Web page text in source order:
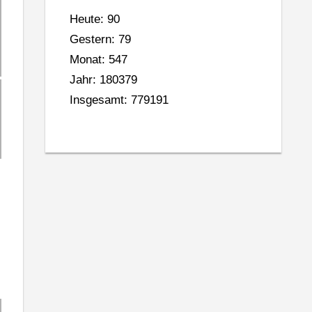
Heute: 90
Gestern: 79
Monat: 547
Jahr: 180379
Insgesamt: 779191